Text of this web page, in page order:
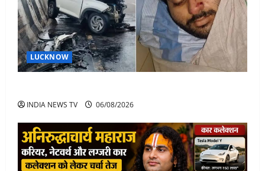
LUCKNOW
INDIA NEWS TV 06/08/2026